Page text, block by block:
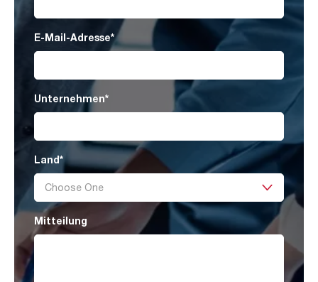
E-Mail-Adresse*
Unternehmen*
Land*
Mitteilung